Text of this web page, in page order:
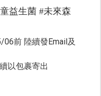
益生菌 #未來森
前 陸續發Email及
以包裹寄出